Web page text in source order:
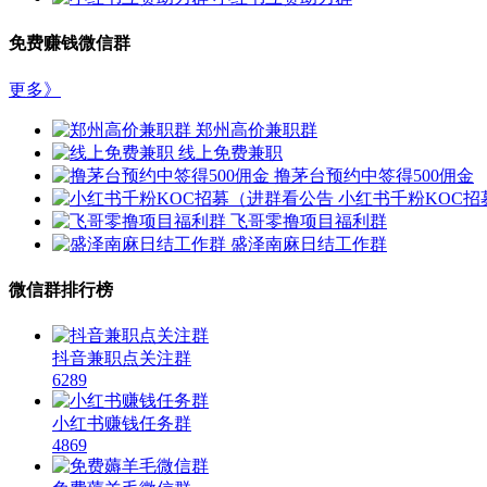
免费赚钱微信群
更多》
郑州高价兼职群
线上免费兼职
撸茅台预约中签得500佣金
小红书千粉KOC招
飞哥零撸项目福利群
盛泽南麻日结工作群
微信群排行榜
抖音兼职点关注群
6289
小红书赚钱任务群
4869